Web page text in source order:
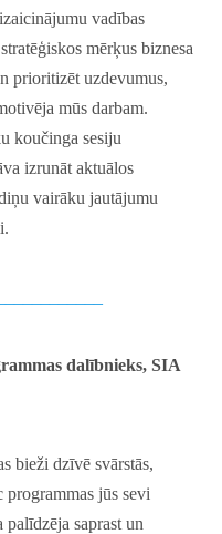
vadības
mērķus biznesa
prioritizēt uzdevumus,
mūs darbam.
koučinga sesiju
izrunāt aktuālos
vairāku jautājumu
dalībnieks, SIA
bieži dzīvē svārstās,
programmas jūs sevi
saprast un